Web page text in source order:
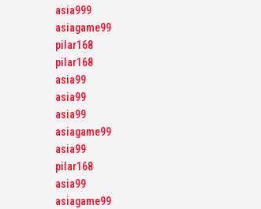
asia999
asiagame99
pilar168
pilar168
asia99
asia99
asia99
asiagame99
asia99
pilar168
asia99
asiagame99